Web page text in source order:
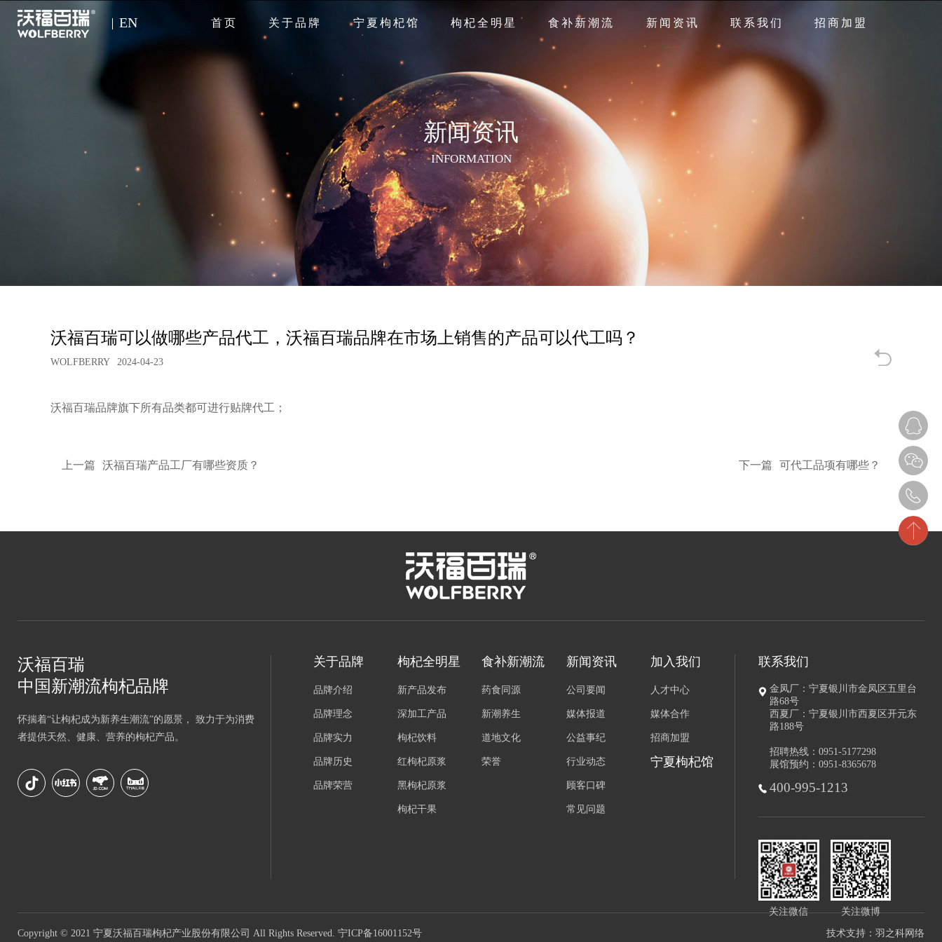
EN 首页 关于品牌 宁夏枸杞馆 枸杞全明星 食补新潮流 新闻资讯 联系我们 招商加盟
新闻资讯
INFORMATION
沃福百瑞可以做哪些产品代工，沃福百瑞品牌在市场上销售的产品可以代工吗？
WOLFBERRY 2024-04-23
沃福百瑞品牌旗下所有品类都可进行贴牌代工；
上一篇 沃福百瑞产品工厂有哪些资质？ 下一篇 可代工品项有哪些？
沃福百瑞
中国新潮流枸杞品牌
怀揣着“让枸杞成为新养生潮流”的愿景， 致力于为消费
者提供天然、健康、营养的枸杞产品。
关于品牌
品牌介绍
品牌理念
品牌实力
品牌历史
品牌荣营
枸杞全明星
新产品发布
深加工产品
枸杞饮料
红枸杞原浆
黑枸杞原浆
枸杞干果
食补新潮流
药食同源
新潮养生
道地文化
荣誉
新闻资讯
公司要闻
媒体报道
公益事纪
行业动态
顾客口碑
常见问题
加入我们
人才中心
媒体合作
招商加盟
宁夏枸杞馆
联系我们
金凤厂：宁夏银川市金凤区五里台
路68号
西夏厂：宁夏银川市西夏区开元东
路188号
招聘热线：0951-5177298
展馆预约：0951-8365678
400-995-1213
关注微信 关注微博
Copyright © 2021 宁夏沃福百瑞枸杞产业股份有限公司 All Rights Reserved.宁ICP备16001152号 技术支持： 羽之科网络